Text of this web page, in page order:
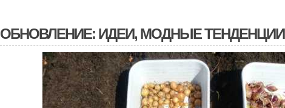
ОБНОВЛЕНИЕ: ИДЕИ, МОДНЫЕ ТЕНДЕНЦИИ